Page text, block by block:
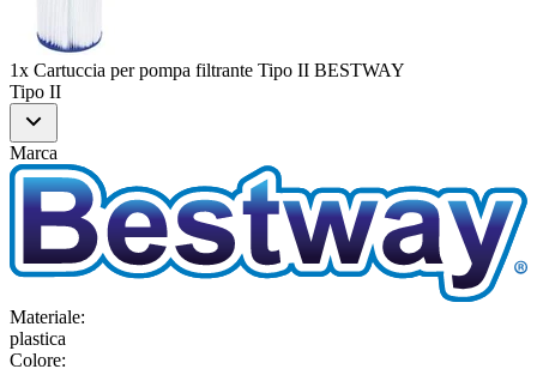
1x Cartuccia per pompa filtrante Tipo II BESTWAY
Tipo II
Marca
Materiale:
plastica
Colore: